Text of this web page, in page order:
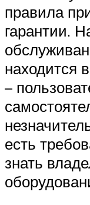
правила
гарантии.
находится
–
есть
знать